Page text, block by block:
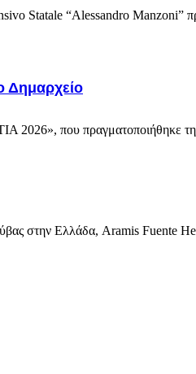
Statale “Alessandro Manzoni”
Δημαρχείο
2026», που πραγματοποιήθηκε
στην Ελλάδα, Aramis Fuente